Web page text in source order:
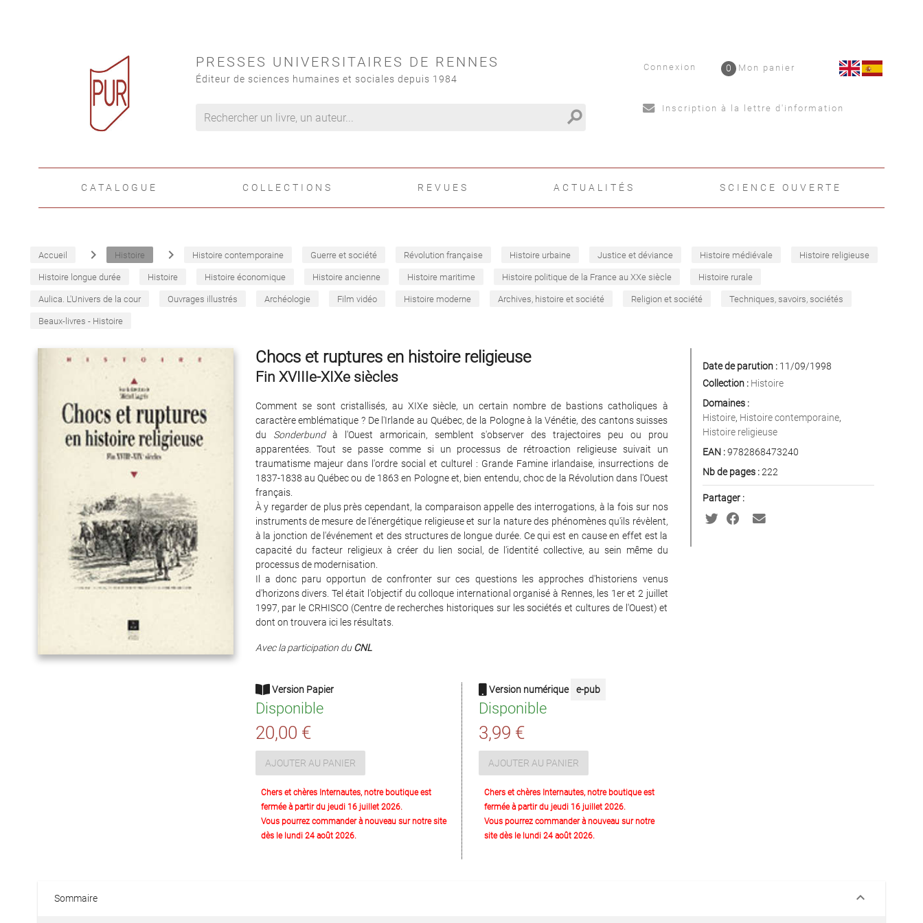
PRESSES UNIVERSITAIRES DE RENNES
Éditeur de sciences humaines et sociales depuis 1984
search
Connexion Mon panier
0
Inscription à la lettre d'information
CATALOGUE COLLECTIONS REVUES ACTUALITÉS SCIENCE OUVERTE
Accueil navigate_next Histoire navigate_next Histoire contemporaine Guerre et société Révolution française Histoire urbaine Justice et déviance Histoire médiévale Histoire religieuse
Histoire longue durée Histoire Histoire économique Histoire ancienne Histoire maritime Histoire politique de la France au XXe siècle Histoire rurale
Aulica. L'Univers de la cour Ouvrages illustrés Archéologie Film vidéo Histoire moderne Archives, histoire et société Religion et société Techniques, savoirs, sociétés
Beaux-livres - Histoire
Chocs et ruptures en histoire religieuse
Fin XVIIIe-XIXe siècles
Comment se sont cristallisés, au XIXe siècle, un certain nombre de bastions catholiques à
caractère emblématique ? De l'Irlande au Québec, de la Pologne à la Vénétie, des cantons suisses
du Sonderbund à l'Ouest armoricain, semblent s'observer des trajectoires peu ou prou
apparentées. Tout se passe comme si un processus de rétroaction religieuse suivait un
traumatisme majeur dans l'ordre social et culturel : Grande Famine irlandaise, insurrections de
1837-1838 au Québec ou de 1863 en Pologne et, bien entendu, choc de la Révolution dans l'Ouest
français.
À y regarder de plus près cependant, la comparaison appelle des interrogations, à la fois sur nos
instruments de mesure de l'énergétique religieuse et sur la nature des phénomènes qu'ils révèlent,
à la jonction de l'événement et des structures de longue durée. Ce qui est en cause en effet est la
capacité du facteur religieux à créer du lien social, de l'identité collective, au sein même du
processus de modernisation.
Il a donc paru opportun de confronter sur ces questions les approches d'historiens venus
d'horizons divers. Tel était l'objectif du colloque international organisé à Rennes, les 1er et 2 juillet
1997, par le CRHISCO (Centre de recherches historiques sur les sociétés et cultures de l'Ouest) et
dont on trouvera ici les résultats.
Avec la participation duCNL
Version Papier
Disponible
20,00 €
AJOUTER AU PANIER
Chers et chères Internautes, notre boutique est
fermée à partir du jeudi 16 juillet 2026.
Vous pourrez commander à nouveau sur notre site
dès le lundi 24 août 2026.
Version numérique e-pub
Disponible
3,99 €
AJOUTER AU PANIER
Chers et chères Internautes, notre boutique est
fermée à partir du jeudi 16 juillet 2026.
Vous pourrez commander à nouveau sur notre
site dès le lundi 24 août 2026.
Date de parution :11/09/1998
Collection : Histoire
Domaines :
Histoire, Histoire contemporaine,
Histoire religieuse
EAN :9782868473240
Nb de pages :222
Partager :
Sommaire keyboard_arrow_down